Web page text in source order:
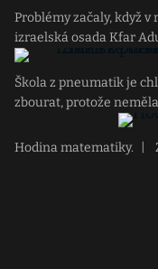
Problémy začaly, když
izraelská osada Kfar
Škola z pneumatik je
zbourat, protože
Hodina matematiky.